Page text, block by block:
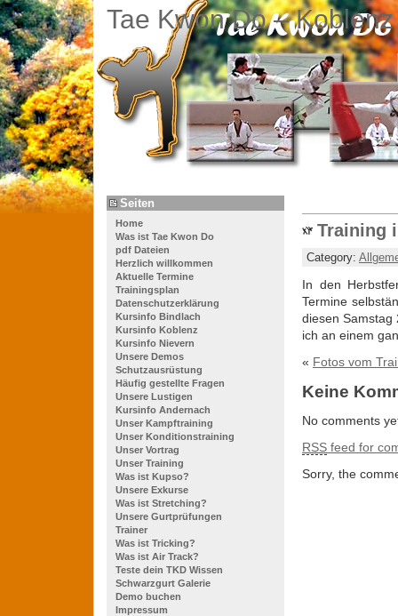
Tae Kwon Do –
Seiten
Home
Was ist Tae Kwon Do
pdf Dateien
Herzlich willkommen
Aktuelle Termine
Trainingsplan
Datenschutzerklärung
Kursinfo Bindlach
Kursinfo Koblenz
Kursinfo Nievern
Unsere Demos
Schutzausrüstung
Häufig gestellte Fragen
Unsere Lustigen
Kursinfo Andernach
Unser Kampftraining
Unser Konditionstraining
Unser Vortrag
Unser Training
Was ist Kupso?
Unsere Exkurse
Was ist Stretching?
Unsere Gurtprüfungen
Trainer
Was ist Tricking?
Was ist Air Track?
Teste dein TKD Wissen
Schwarzgurt Galerie
Demo buchen
Impressum
Training
Category:
In den
Termine
diesen Samstag
ich an einem
« Fotos vom
Keine
No comments
RSS feed for
Sorry, the